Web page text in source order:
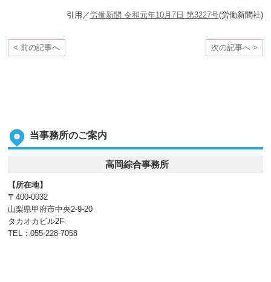
引用／労働新聞 令和元年10月7日 第3227号(労働新聞社)
< 前の記事へ 次の記事へ >
当事務所のご案内
高岡綜合事務所
【所在地】
〒400-0032
山梨県甲府市中央2-9-20
タカオカビル2F
TEL：055-228-7058